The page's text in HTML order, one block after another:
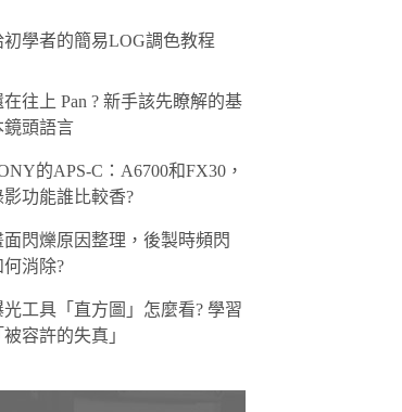
初學者的簡易LOG調色教程
在往上 Pan ? 新手該先瞭解的基
鏡頭語言
的APS-C：A6700和FX30，
影功能誰比較香?
面閃爍原因整理，後製時頻閃
何消除?
光工具「直方圖」怎麼看? 學習
被容許的失真」